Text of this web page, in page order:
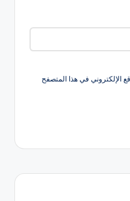
الإلكتروني في هذا المتصفح